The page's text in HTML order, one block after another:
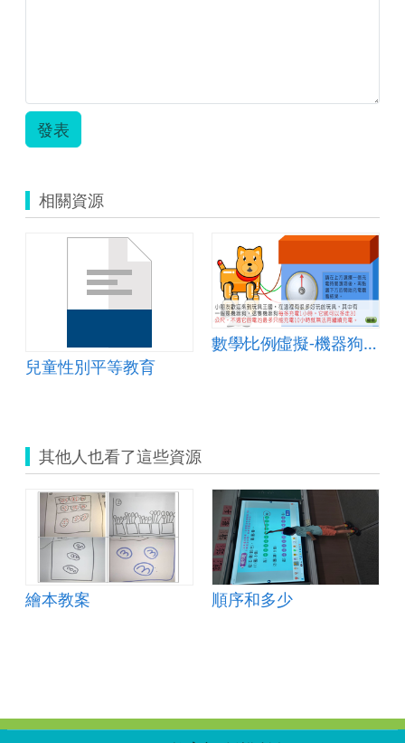
發表
相關資源
兒童性別平等教育
數學∕比例∕虛擬-機器狗（正比）
其他人也看了這些資源
繪本教案 順序和多少